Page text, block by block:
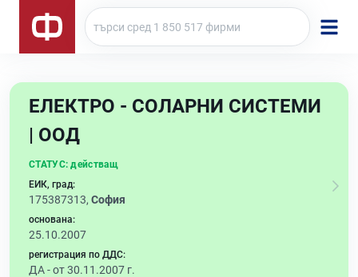
ЕЛЕКТРО - СОЛАРНИ СИСТЕМИ
| ООД
СТАТУС: действащ
ЕИК, град:
175387313, София
основана:
25.10.2007
регистрация по ДДС:
ДА - от 30.11.2007 г.